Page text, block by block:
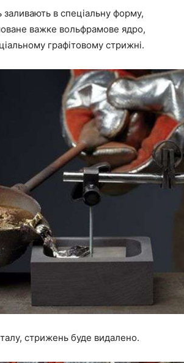
в спеціальну форму,
важке вольфрамове ядро,
графітовому стрижні.
стрижень буде видалено.